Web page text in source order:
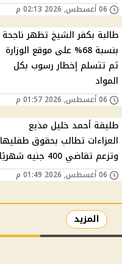
06 أغسطس, 2026 02:13 م
طالبة بكفر الشيخ تظهر ناجحة
بنسبة 68% على موقع الوزارة
ثم تتسلم إخطار رسوب بكل
المواد
06 أغسطس, 2026 01:57 م
طليقة أحمد خليل مذيع
العزاءات تطالب بحقوق طفليها
وتزعم تقاضي 400 جنيه شهريًا
06 أغسطس, 2026 01:49 م
المزيد